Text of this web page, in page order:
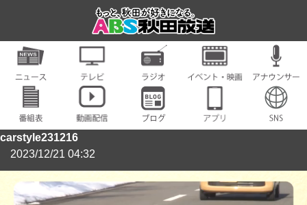
carstyle231216
2023/12/21 04:32